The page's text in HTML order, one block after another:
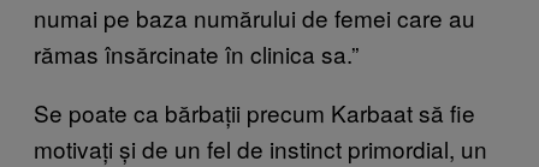
numai pe baza numărului de femei care au
rămas însărcinate în clinica sa.”
Se poate ca bărbații precum Karbaat să fie
motivați și de un fel de instinct primordial, un